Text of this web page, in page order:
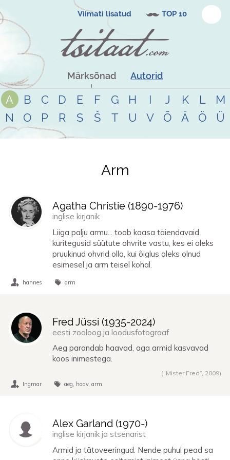
Viimati lisatud TOP 10
Märksõnad Autorid
A B C D E F G H I J K L
M
N
O P R S Š T U V Õ Ä Ö Ü
Tsitaadid teemalarm
Arm
Agatha Christie (1890-1976)
inglise kirjanik
Liiga palju armu... toob kaasa täiendavaid
kuritegusid süütute ohvrite vastu, kes ei oleks
pruukinud ohvrid olla, kui õiglus oleks olnud
esimesel ja arm teisel kohal.
hannes arm
Fred Jüssi (1935-2024)
eesti zooloog ja loodusfotograaf
Aeg parandab haavad, aga armid kasvavad
koos inimestega.
(“Mister Fred”, 2009)
Ingmar aeg haav arm
Alex Garland (1970-)
inglise kirjanik ja stsenarist
Armid ja tätoveeringud. Nende puhul pead sa